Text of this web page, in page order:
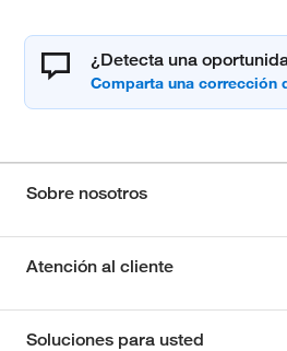
¿Detecta una
Sobre nosotros
Atención al cliente
Soluciones para usted